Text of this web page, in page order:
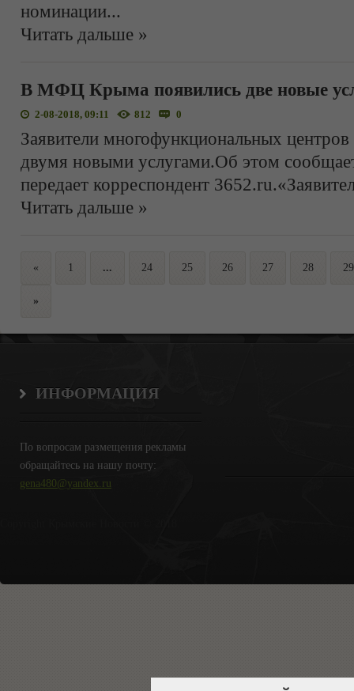
номинации...
Читать дальше »
В МФЦ Крыма появились две новые
2-08-2018, 09:11 812 0
Заявители многофункциональных центров
двумя новыми услугами.Об этом
передает корреспондент
Читать дальше »
« 1 ... 24 25 26 27 28 29
»
ИНФОРМАЦИЯ
По вопросам размещения рекламы
обращайтесь на нашу почту:
gena480@yandex.ru